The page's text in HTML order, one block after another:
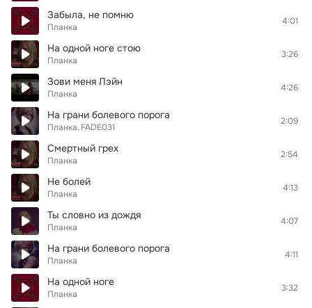
Забыла, не помню
Планка
4:01
На одной ноге стою
Планка
3:26
Зови меня Лэйн
Планка
4:26
На грани болевого порога
Планка FADE031
2:09
Смертный грех
Планка
2:54
Не болей
Планка
4:13
Ты словно из дождя
Планка
4:07
На грани болевого порога
Планка
4:11
На одной ноге
Планка
3:32